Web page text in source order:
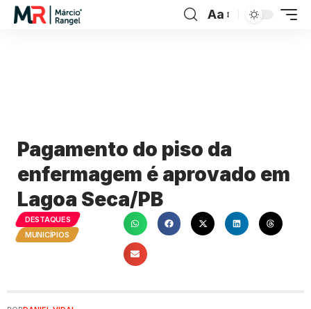
Aa
Pagamento do piso da
enfermagem é aprovado em
Lagoa Seca/PB
DESTAQUES
MUNICÍPIOS